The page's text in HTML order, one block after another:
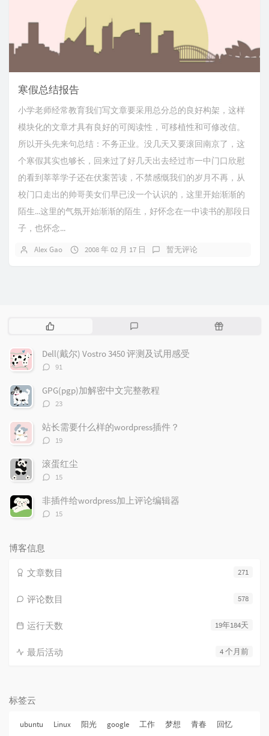
寒假总结报告
小学老师经常教育我们写文章要采用总分总的良好构架，这样
模块化的文章才具有良好的可阅读性，可移植性和可修改信。
所以开头先来句总结：不务正业。没几天又要滚回南京了，这
个寒假其实也够长，回来过了好几天出去经过市一中门口欣慰
的看到莘莘学子还在伏案苦读，不禁感慨我们的岁月不再，从
校门口走出的帅哥美女们早已没一个认识的，这里开始渐渐的
陌生...这里的气氛开始渐渐的陌生，好怀念在一中读书的那段日
子，也怀念...
Alex Gao 2008 年 02 月 17 日 暂无评论
热
文
章
评
随
Dell(戴尔) Vostro 3450 评测及试用感受
评
数：
91
GPG(pgp)加解密中文完整教程
评
数：
23
站长需要什么样的wordpress插件？
评
数：
19
滚蛋红尘
评
数：
15
非插件给wordpress加上评论编辑器
评
15
博客信息
271
文章数目
578
评论数目
19年184天
运行天数
4 个月前
最后活动
标签云
ubuntu Linux 阳光 google 工作 梦想 青春 回忆